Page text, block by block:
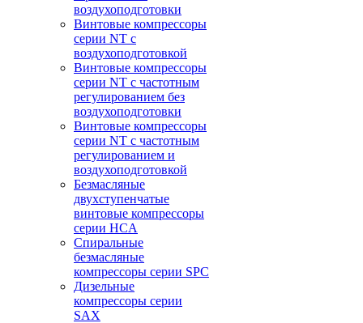
воздухоподготовки
Винтовые компрессоры
серии NT c
воздухоподготовкой
Винтовые компрессоры
серии NT с частотным
регулированием без
воздухоподготовки
Винтовые компрессоры
серии NT с частотным
регулированием и
воздухоподготовкой
Безмасляные
двухступенчатые
винтовые компрессоры
серии HCA
Спиральные
безмасляные
компрессоры серии SPC
Дизельные
компрессоры серии
SAX